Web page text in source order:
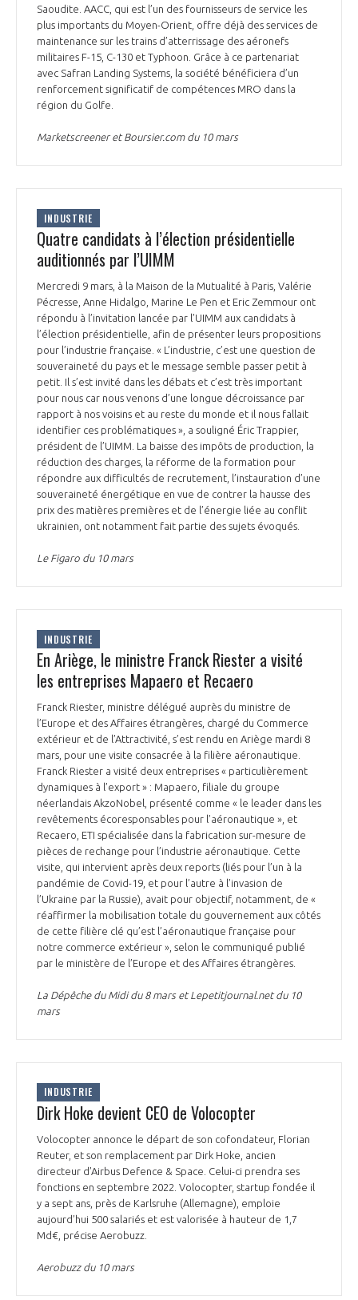
Saoudite. AACC, qui est l’un des fournisseurs de service les
plus importants du Moyen-Orient, offre déjà des services de
maintenance sur les trains d’atterrissage des aéronefs
militaires F-15, C-130 et Typhoon. Grâce à ce partenariat
avec Safran Landing Systems, la société bénéficiera d’un
renforcement significatif de compétences MRO dans la
région du Golfe.
Marketscreener et Boursier.com du 10 mars
INDUSTRIE
Quatre candidats à l’élection présidentielle
auditionnés par l’UIMM
Mercredi 9 mars, à la Maison de la Mutualité à Paris, Valérie
Pécresse, Anne Hidalgo, Marine Le Pen et Eric Zemmour ont
répondu à l’invitation lancée par l’UIMM aux candidats à
l’élection présidentielle, afin de présenter leurs propositions
pour l’industrie française. « L’industrie, c’est une question de
souveraineté du pays et le message semble passer petit à
petit. Il s’est invité dans les débats et c’est très important
pour nous car nous venons d’une longue décroissance par
rapport à nos voisins et au reste du monde et il nous fallait
identifier ces problématiques », a souligné Éric Trappier,
président de l’UIMM. La baisse des impôts de production, la
réduction des charges, la réforme de la formation pour
répondre aux difficultés de recrutement, l’instauration d’une
souveraineté énergétique en vue de contrer la hausse des
prix des matières premières et de l’énergie liée au conflit
ukrainien, ont notamment fait partie des sujets évoqués.
Le Figaro du 10 mars
INDUSTRIE
En Ariège, le ministre Franck Riester a visité
les entreprises Mapaero et Recaero
Franck Riester, ministre délégué auprès du ministre de
l’Europe et des Affaires étrangères, chargé du Commerce
extérieur et de l’Attractivité, s’est rendu en Ariège mardi 8
mars, pour une visite consacrée à la filière aéronautique.
Franck Riester a visité deux entreprises « particulièrement
dynamiques à l’export » : Mapaero, filiale du groupe
néerlandais AkzoNobel, présenté comme « le leader dans les
revêtements écoresponsables pour l’aéronautique », et
Recaero, ETI spécialisée dans la fabrication sur-mesure de
pièces de rechange pour l’industrie aéronautique. Cette
visite, qui intervient après deux reports (liés pour l’un à la
pandémie de Covid-19, et pour l’autre à l’invasion de
l’Ukraine par la Russie), avait pour objectif, notamment, de «
réaffirmer la mobilisation totale du gouvernement aux côtés
de cette filière clé qu’est l’aéronautique française pour
notre commerce extérieur », selon le communiqué publié
par le ministère de l’Europe et des Affaires étrangères.
La Dépêche du Midi du 8 mars et Lepetitjournal.net du 10
mars
INDUSTRIE
Dirk Hoke devient CEO de Volocopter
Volocopter annonce le départ de son cofondateur, Florian
Reuter, et son remplacement par Dirk Hoke, ancien
directeur d’Airbus Defence & Space. Celui-ci prendra ses
fonctions en septembre 2022. Volocopter, startup fondée il
y a sept ans, près de Karlsruhe (Allemagne), emploie
aujourd’hui 500 salariés et est valorisée à hauteur de 1,7
Md€, précise Aerobuzz.
Aerobuzz du 10 mars